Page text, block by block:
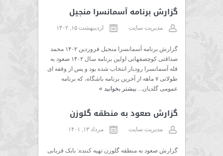
گزارش برنامه آسمانسرا منجیل
مدیریت سایت اردیبهشت ۱۵, ۱۴۰۲
گزارش برنامه آسمانسرا منجیل فروردین ۱۴۰۲ محمد
صداقتی کوچصفهانی اولین برنامه سال ۱۴۰۲ صعود به
قله آسمانسرا رودبار انتخاب شده بود و پس از وقفه ای
طولانی ۷ ماهه از آخرین برنامه باشگاه، که برنامه
عمومی گلدیان...بیشتر بخوانید »
گزارش صعود به منطقه گلوزن
مدیریت سایت مرداد ۱۳, ۱۴۰۱
گزارش صعود به منطقه گلوزن تهیه کننده: بابک قربانی